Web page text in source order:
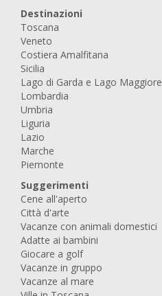
Destinazioni
Toscana
Veneto
Costiera Amalfitana
Sicilia
Lago di Garda e Lago Maggiore
Lombardia
Umbria
Liguria
Lazio
Marche
Piemonte
Suggerimenti
Cene all'aperto
Città d'arte
Vacanze con animali domestici
Adatte ai bambini
Giocare a golf
Vacanze in gruppo
Vacanze al mare